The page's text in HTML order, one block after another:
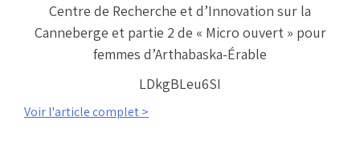
Centre de Recherche et d’Innovation sur la
Canneberge et partie 2 de « Micro ouvert » pour
femmes d’Arthabaska-Érable
LDkgBLeu6SI
Voir l'article complet >